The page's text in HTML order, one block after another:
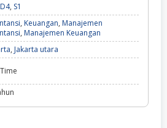
D4, S1
, Keuangan, Manajemen
, Manajemen Keuangan
, Jakarta utara